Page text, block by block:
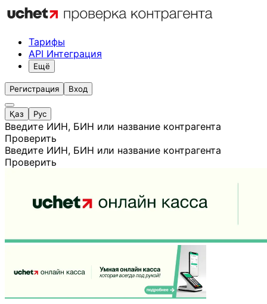
Тарифы
API Интеграция
Ещё
Регистрация Вход
Қаз Рус
Введите ИИН, БИН или название контрагента
Проверить
Введите ИИН, БИН или название контрагента
Проверить